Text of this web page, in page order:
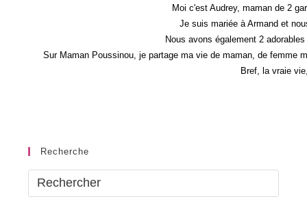
Moi c'est Audrey, maman de 2
Je suis mariée à Armand et
Nous avons également 2
Sur Maman Poussinou, je partage ma vie de maman, de femme
Bref, la vraie
Recherche